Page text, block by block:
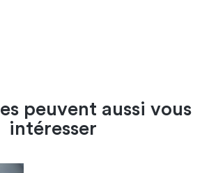
peuvent aussi vous
intéresser